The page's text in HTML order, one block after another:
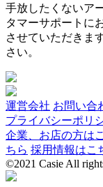
手放したくないア
タマーサポートに
させていただきま
さい。
運営会社 お問い合
プライバシーポリ
企業、お店の方は
ちら 採用情報はこ
©2021 Casie All